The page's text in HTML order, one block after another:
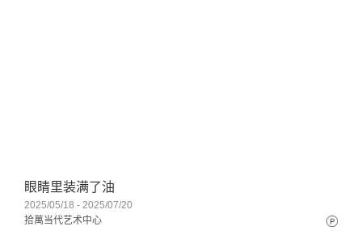
眼睛里装满了油
2025/05/18 - 2025/07/20
拾萬当代艺术中心